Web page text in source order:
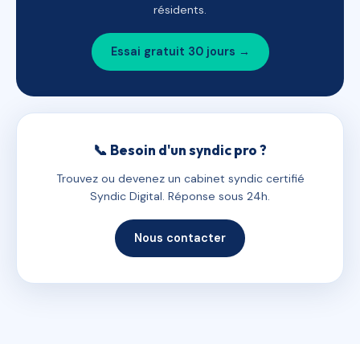
résidents.
Essai gratuit 30 jours →
📞 Besoin d'un syndic pro ?
Trouvez ou devenez un cabinet syndic certifié
Syndic Digital. Réponse sous 24h.
Nous contacter